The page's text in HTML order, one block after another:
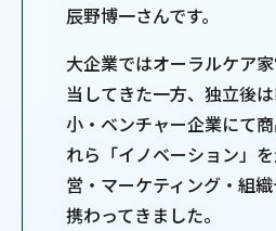
辰野博一さんです。
大企業ではオーラルケア
当してきた一方、独立後
小・ベンチャー企業にて
れら「イノベーション」
営・マーケティング・組
携わってきました。